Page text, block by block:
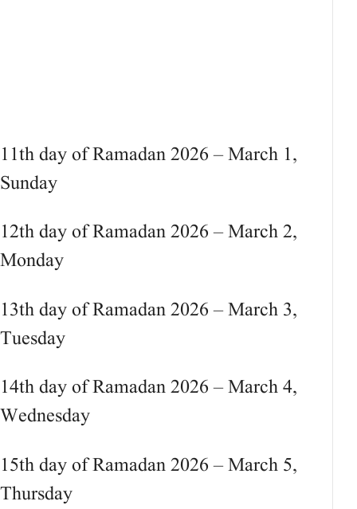
11th day of Ramadan 2026 – March 1,
Sunday
12th day of Ramadan 2026 – March 2,
Monday
13th day of Ramadan 2026 – March 3,
Tuesday
14th day of Ramadan 2026 – March 4,
Wednesday
15th day of Ramadan 2026 – March 5,
Thursday